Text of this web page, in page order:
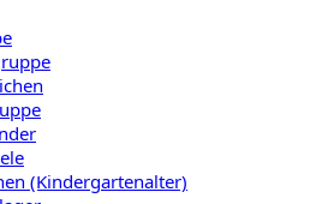
(Kindergartenalter)